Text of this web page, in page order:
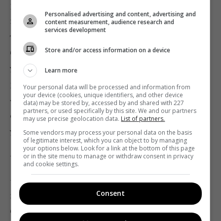
русских: «Здравствуйте, вы сейчас пройдете
посмотреть дом?» Мама: «Какой дом, вы кто
такие?!» А они: «Мы хотели, чтобы вы подписали
бумаги… Ваш сын оформил покупку дома». И она
упала в обморок — сердце прихватило! Мне
рассказывали соседи, что мама потом рыдала:
«А я же сукиного сына тиранила, не хотела, чтобы
он стал журналистом». Она почему-то считала, что
у меня о детстве плохие воспоминания.
— Ошибалась?
— Конечно. Я рос в невероятной любви. Я по утрам
видел, как папа с мамой за занавеской обнимались.
Сорок лет вместе! Заходил на кухню, они меня
Personalised advertising and content, advertising and
content measurement, audience research and
services development
Store and/or access information on a device
Learn more
Your personal data will be processed and information from
your device (cookies, unique identifiers, and other device
data) may be stored by, accessed by and shared with 227
partners, or used specifically by this site. We and our partners
may use precise geolocation data. List of partners.
Some vendors may process your personal data on the basis
of legitimate interest, which you can object to by managing
your options below. Look for a link at the bottom of this page
or in the site menu to manage or withdraw consent in privacy
and cookie settings.
Consent